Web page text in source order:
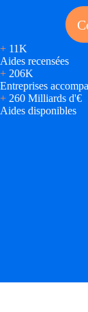
+ 11K
Aides recensées
+ 206K
Entreprises
+ 260 Milliards d'€
Aides disponibles